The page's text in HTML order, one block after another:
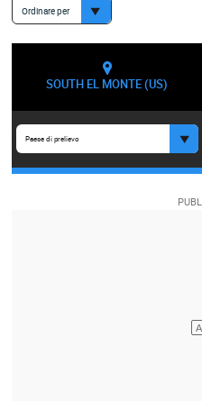
Ordinare per
SOUTH EL MONTE (US)
Paese di prelievo